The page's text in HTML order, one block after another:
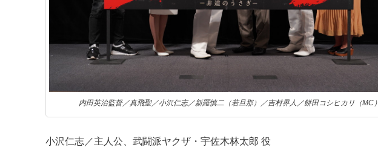
内田英治監督／真飛聖／小沢仁志／新羅慎二（若旦那）／吉村界人／餅田コシヒカリ（MC）
小沢仁志／主人公、武闘派ヤクザ・宇佐木林太郎 役